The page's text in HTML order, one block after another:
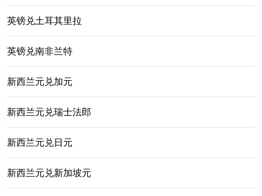
英镑兑土耳其里拉
英镑兑南非兰特
新西兰元兑加元
新西兰元兑瑞士法郎
新西兰元兑日元
新西兰元兑新加坡元